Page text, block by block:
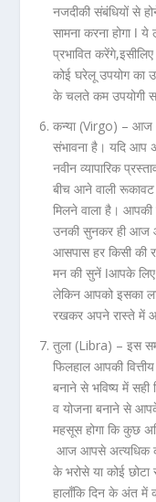
नजदीकी संबंधियों से
सामना करना होगा ǀ
प्रभावित
कोई घरेलू उपयोग का
के चलते कम उपयोगी
कन्या (Virgo) – आज
संभावना है। यदि आप
नवीन व्यापारिक
बीच आने वाली
मिलने वाला है।
उनकी सुनकर ही आज
आसपास हर किसी की
मन की सुनें ǀआपके लिए
लेकिन आपको इसका
रखकर अपने रास्ते में
तुला (Libra) – इस
फिलहाल आपकी
बनाने से भविष्य में सही
व योजना बनाने से
महसूस होगा कि कुछ
आज आपसे अत्यधिक
के भरोसे या कोई
हालाँकि दिन के अंत में